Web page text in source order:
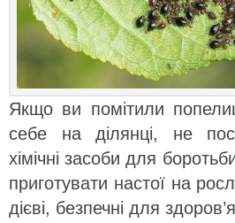
Якщо ви помітили
себе на ділянці, не
хімічні засоби для
приготувати настої на
дієві, безпечні для